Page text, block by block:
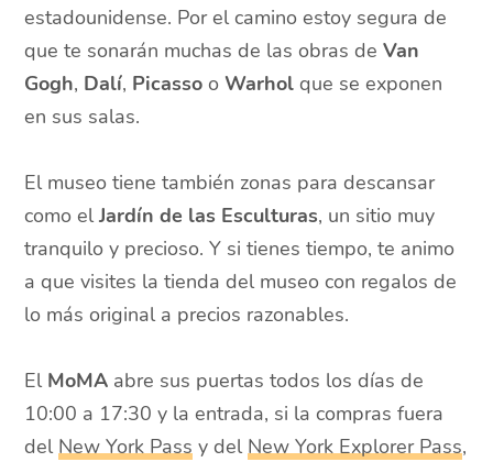
estadounidense. Por el camino estoy segura de
que te sonarán muchas de las obras deVan
Gogh, Dalí, Picasso o Warhol que se exponen
en sus salas.
El museo tiene también zonas para descansar
como elJardín de las Esculturas, un sitio muy
tranquilo y precioso. Y si tienes tiempo, te animo
a que visites la tienda del museo con regalos de
lo más original a precios razonables.
El MoMA abre sus puertas todos los días de
10:00 a 17:30 y la entrada, si la compras fuera
delNew York Pass y delNew York Explorer Pass,